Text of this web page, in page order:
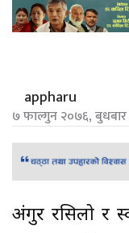
appharu
७ फाल्गुन २०७६, बुधबार
अंगुर रसिलो र